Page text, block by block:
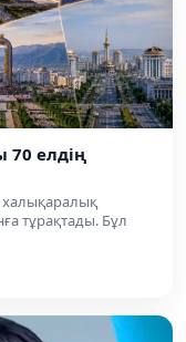
70 елдің
халықаралық
тұрақтады. Бұл